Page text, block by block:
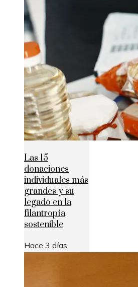
Las 15
donaciones
individuales más
grandes y su
legado en la
filantropía
sostenible
Hace 3 días